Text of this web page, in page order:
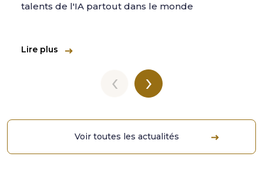
talents de l'IA partout dans le monde
Lire plus
‹ ›
Voir toutes les actualités